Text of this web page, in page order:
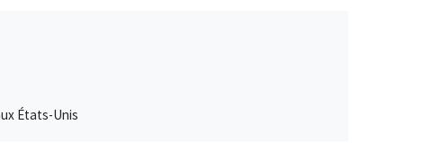
États-Unis